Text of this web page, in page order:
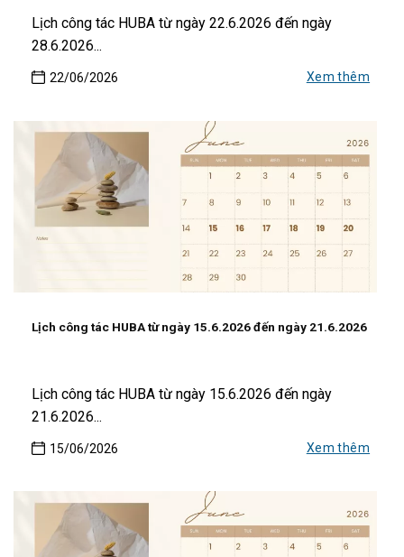
22/06/2026
Lịch công tác HUBA từ ngày 22.6.2026 đến ngày
28.6.2026...
Xem thêm
Lịch công tác HUBA từ ngày 15.6.2026 đến ngày 21.6.2026
15/06/2026
Lịch công tác HUBA từ ngày 15.6.2026 đến ngày
21.6.2026...
Xem thêm